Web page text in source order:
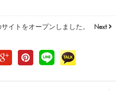
イトをオープンしました。 Next